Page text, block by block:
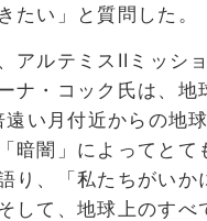
たい」と質問した。
アルテミスIIミッシ
ナ・コック氏は、地
い月付近からの地
暗闇」によってとて
り、「私たちがいか
して、地球上のすべ